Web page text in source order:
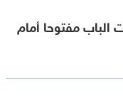
الباب مفتوحا أمام